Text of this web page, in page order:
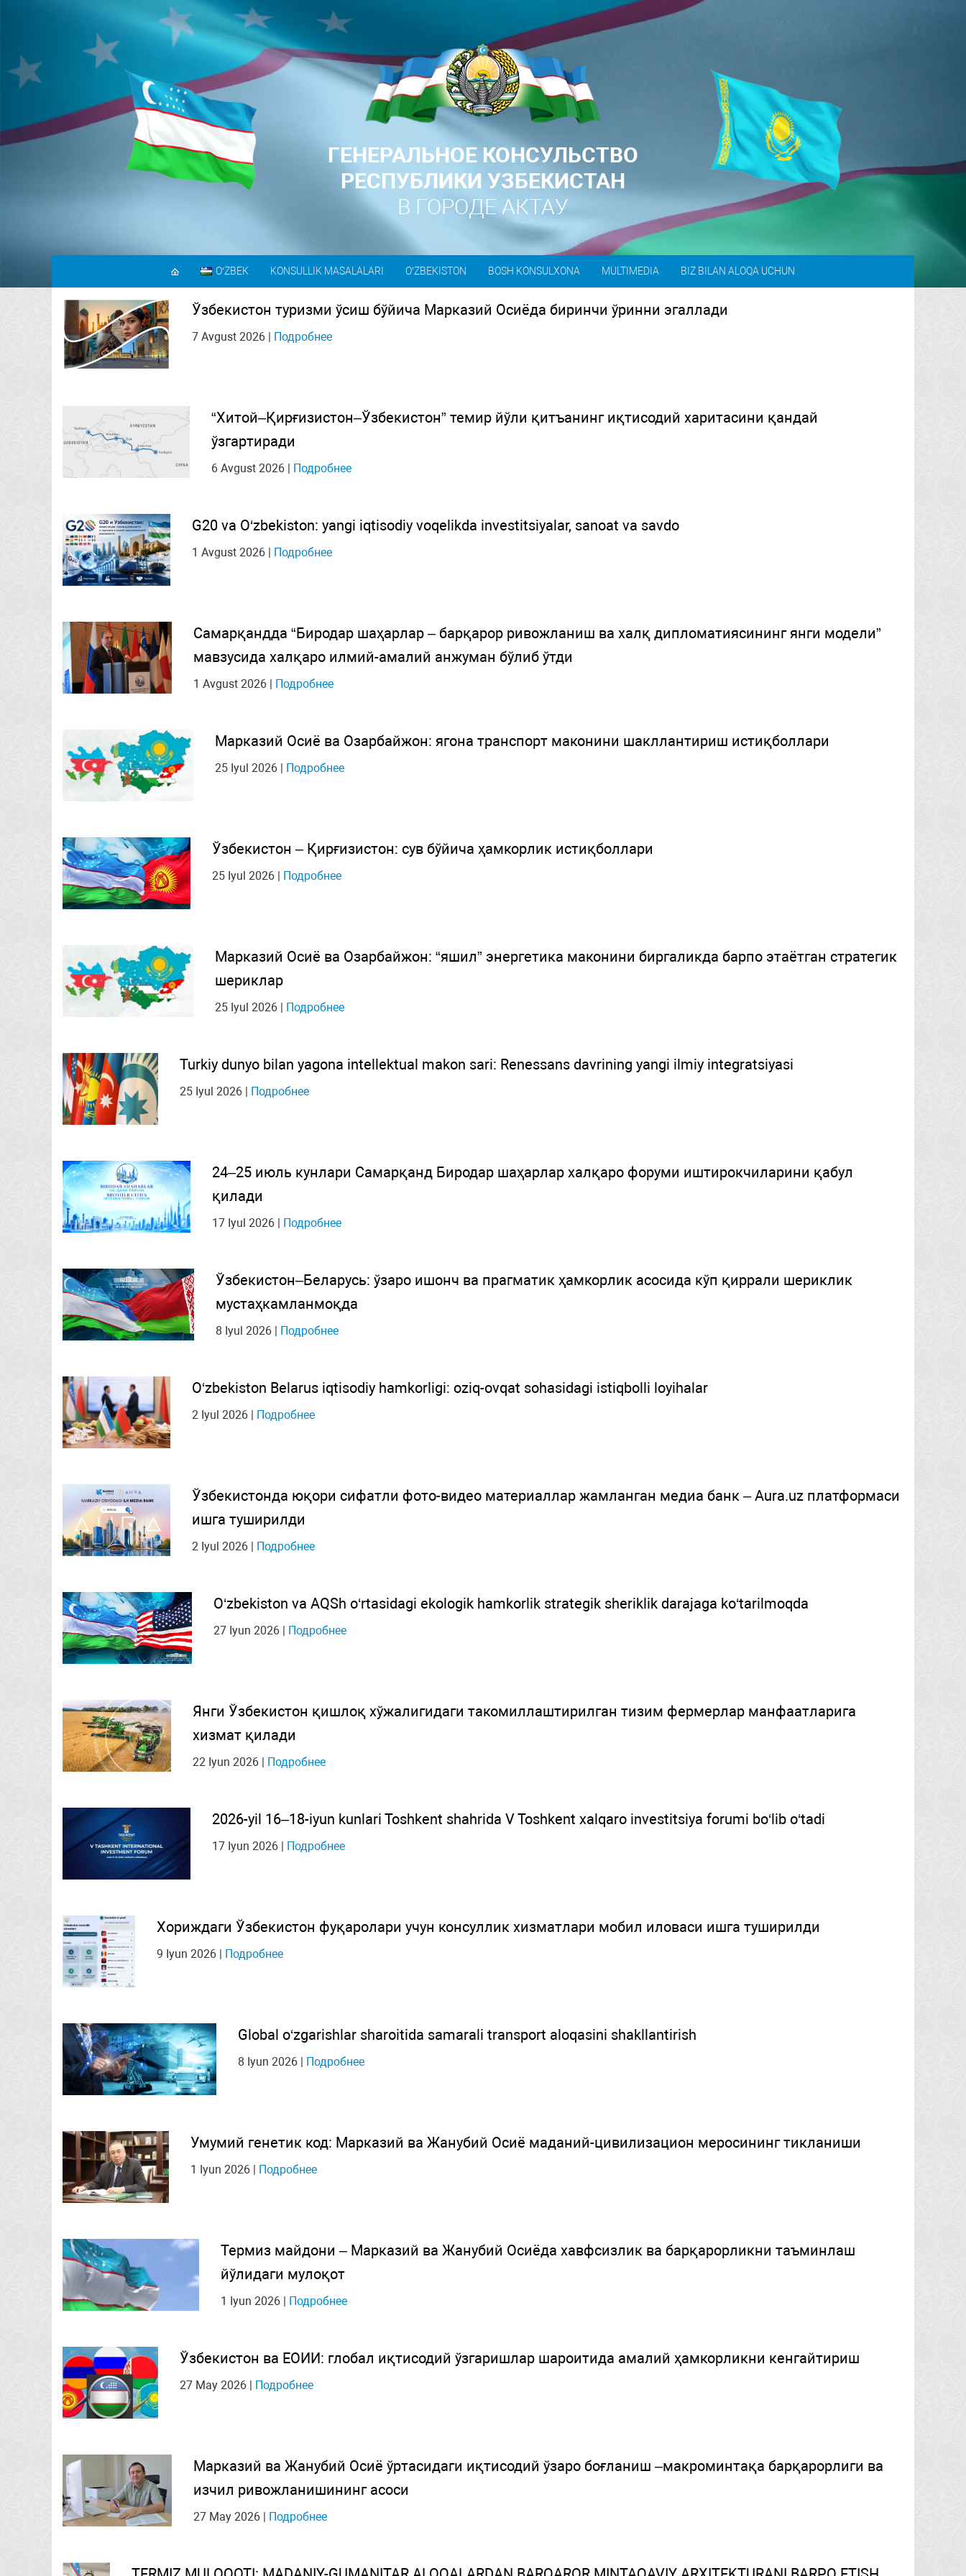
ГЕНЕРАЛЬНОЕ КОНСУЛЬСТВО
РЕСПУБЛИКИ УЗБЕКИСТАН
В ГОРОДЕ АКТАУ
OʻZBEK KONSULLIK MASALALARI O’ZBEKISTON BOSH KONSULXONA MULTIMEDIA BIZ BILAN ALOQA UCHUN
Ўзбекистон туризми ўсиш бўйича Марказий Осиёда биринчи ўринни эгаллади
7 Avgust 2026| Подробнее
“Хитой–Қирғизистон–Ўзбекистон” темир йўли қитъанинг иқтисодий харитасини қандай
ўзгартиради
6 Avgust 2026 | Подробнее
G20 va O‘zbekiston: yangi iqtisodiy voqelikda investitsiyalar, sanoat va savdo
1 Avgust 2026 | Подробнее
Самарқандда “Биродар шаҳарлар – барқарор ривожланиш ва халқ дипломатиясининг янги модели”
мавзусида халқаро илмий-амалий анжуман бўлиб ўтди
1 Avgust 2026| Подробнее
Марказий Осиё ва Озарбайжон: ягона транспорт маконини шакллантириш истиқболлари
25 Iyul 2026| Подробнее
Ўзбекистон – Қирғизистон: сув бўйича ҳамкорлик истиқболлари
25 Iyul 2026| Подробнее
Марказий Осиё ва Озарбайжон: “яшил” энергетика маконини биргаликда барпо этаётган стратегик
шериклар
25 Iyul 2026| Подробнее
Turkiy dunyo bilan yagona intellektual makon sari: Renessans davrining yangi ilmiy integratsiyasi
25 Iyul 2026 | Подробнее
24–25 июль кунлари Самарқанд Биродар шаҳарлар халқаро форуми иштирокчиларини қабул
қилади
17 Iyul 2026| Подробнее
Ўзбекистон–Беларусь: ўзаро ишонч ва прагматик ҳамкорлик асосида кўп қиррали шериклик
мустаҳкамланмоқда
8 Iyul 2026| Подробнее
O‘zbekiston Belarus iqtisodiy hamkorligi: oziq-ovqat sohasidagi istiqbolli loyihalar
2 Iyul 2026 | Подробнее
Ўзбекистонда юқори сифатли фото-видео материаллар жамланган медиа банк – Aura.uz платформаси
ишга туширилди
2 Iyul 2026 | Подробнее
O‘zbekiston va AQSh o‘rtasidagi ekologik hamkorlik strategik sheriklik darajaga ko‘tarilmoqda
27 Iyun 2026| Подробнее
Янги Ўзбекистон қишлоқ хўжалигидаги такомиллаштирилган тизим фермерлар манфаатларига
хизмат қилади
22 Iyun 2026 | Подробнее
2026-yil 16–18-iyun kunlari Toshkent shahrida V Toshkent xalqaro investitsiya forumi bo‘lib o‘tadi
17 Iyun 2026| Подробнее
Хориждаги Ўзбекистон фуқаролари учун консуллик хизматлари мобил иловаси ишга туширилди
9 Iyun 2026 | Подробнее
Global o‘zgarishlar sharoitida samarali transport aloqasini shakllantirish
8 Iyun 2026| Подробнее
Умумий генетик код: Марказий ва Жанубий Осиё маданий-цивилизацион меросининг тикланиши
1 Iyun 2026 | Подробнее
Термиз майдони – Марказий ва Жанубий Осиёда хавфсизлик ва барқарорликни таъминлаш
йўлидаги мулоқот
1 Iyun 2026| Подробнее
Ўзбекистон ва ЕОИИ: глобал иқтисодий ўзгаришлар шароитида амалий ҳамкорликни кенгайтириш
27 May 2026 | Подробнее
Марказий ва Жанубий Осиё ўртасидаги иқтисодий ўзаро боғланиш –макроминтақа барқарорлиги ва
изчил ривожланишининг асоси
27 May 2026 | Подробнее